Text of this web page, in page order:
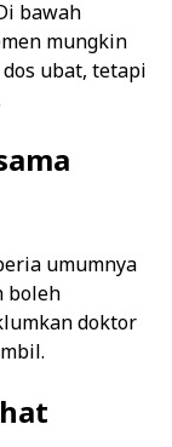
bawah
mungkin
ubat, tetapi
umumnya
boleh
doktor